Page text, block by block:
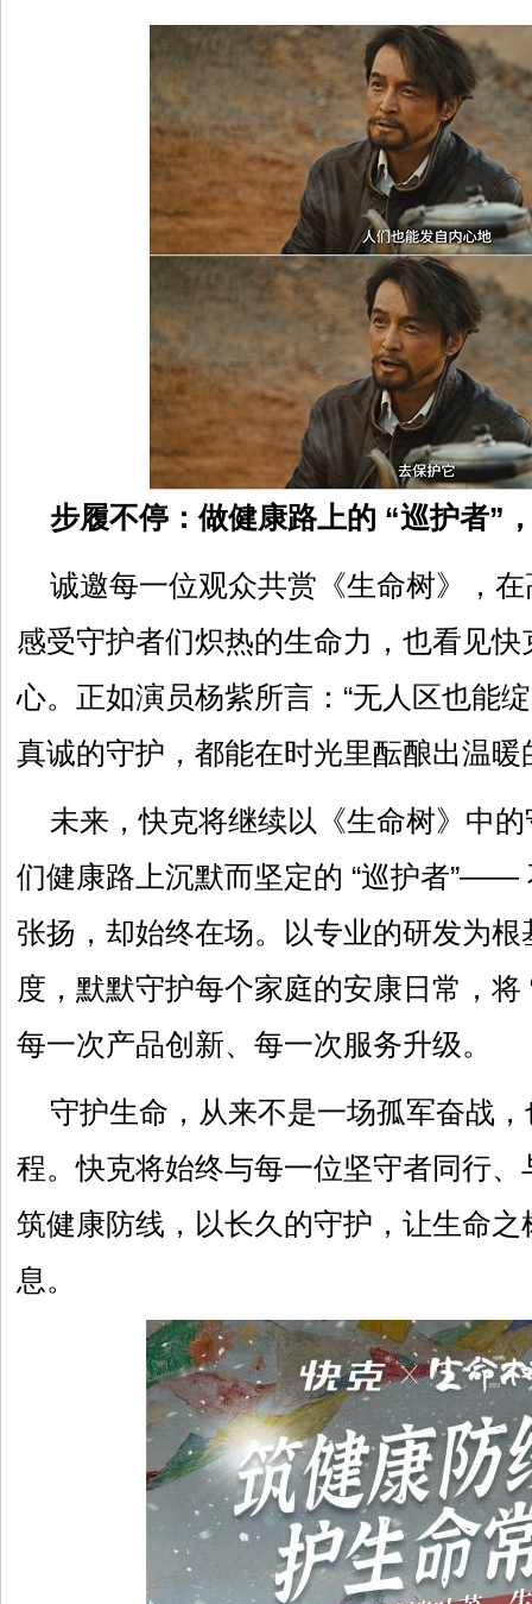
步履不停：做健康路上的 “巡护者”
诚邀每一位观众共赏《生命树》，
感受守护者们炽热的生命力，也看见
心。正如演员杨紫所言：“无人区也能
真诚的守护，都能在时光里酝酿出温暖
未来，快克将继续以《生命树》中
们健康路上沉默而坚定的 “巡护者”——
张扬，却始终在场。以专业的研发为
度，默默守护每个家庭的安康日常，将
每一次产品创新、每一次服务升级。
守护生命，从来不是一场孤军奋战
程。快克将始终与每一位坚守者同行
筑健康防线，以长久的守护，让生命
息。